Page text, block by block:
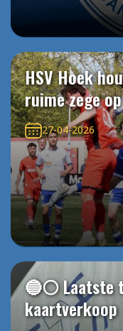
HSV Hoek
ruime zege
27-04-2026
🔵⚪️ Laatste
kaartverkoop